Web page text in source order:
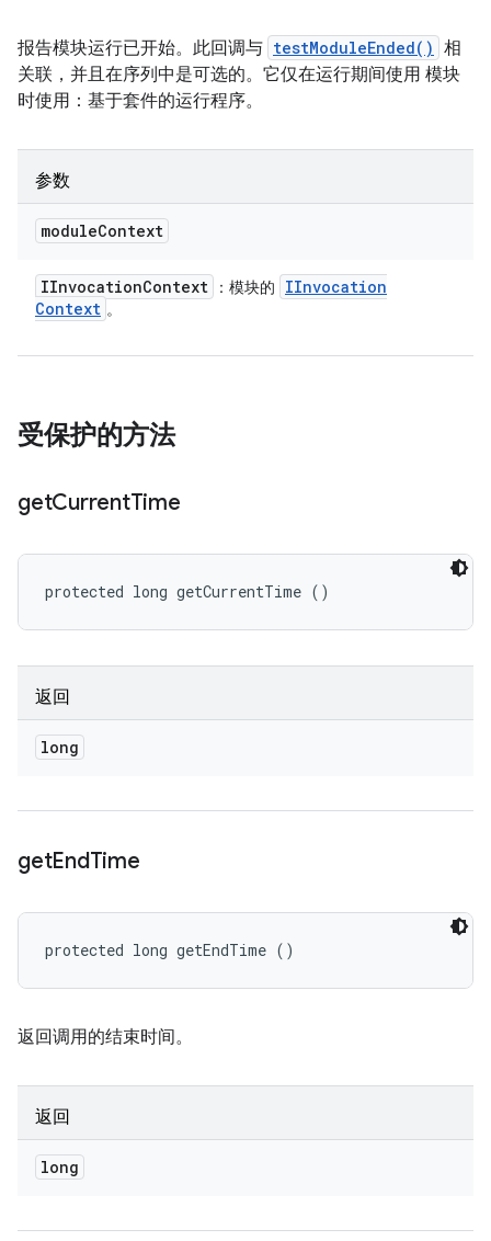
报告模块运行已开始。此回调与 testModuleEnded() 相
关联，并且在序列中是可选的。它仅在运行期间使用 模块
时使用：基于套件的运行程序。
参数
moduleContext
IInvocationContext ：模块的
IInvocation
Context 。
受保护的方法
getCurrentTime
protected long getCurrentTime ()
返回
long
getEndTime
protected long getEndTime ()
返回调用的结束时间。
返回
long